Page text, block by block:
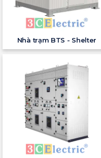
Nhà trạm BTS - Shelter